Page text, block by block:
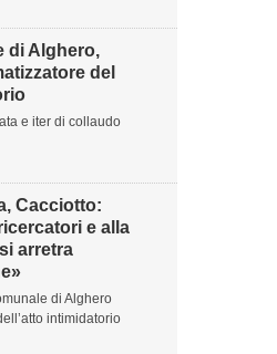
di Alghero,
del
e iter di collaudo
Cacciotto:
e alla
arretra
di Alghero
intimidatorio